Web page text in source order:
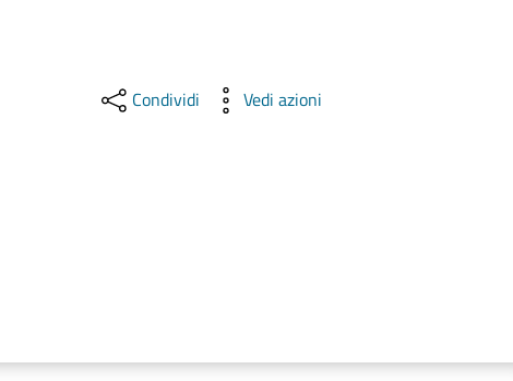
Condividi Vedi azioni